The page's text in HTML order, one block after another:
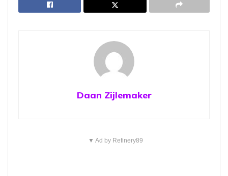
Daan Zijlemaker
▼ Ad by Refinery89